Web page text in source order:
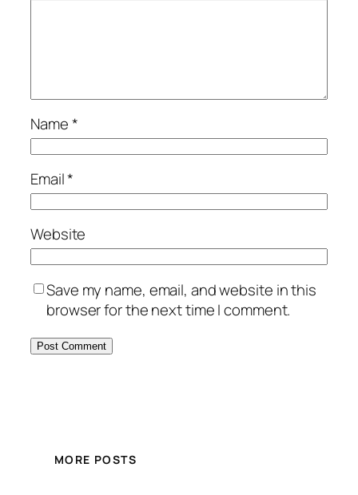
Name*
Email*
Website
Save my name, email, and website in this
browser for the next time I comment.
MORE POSTS